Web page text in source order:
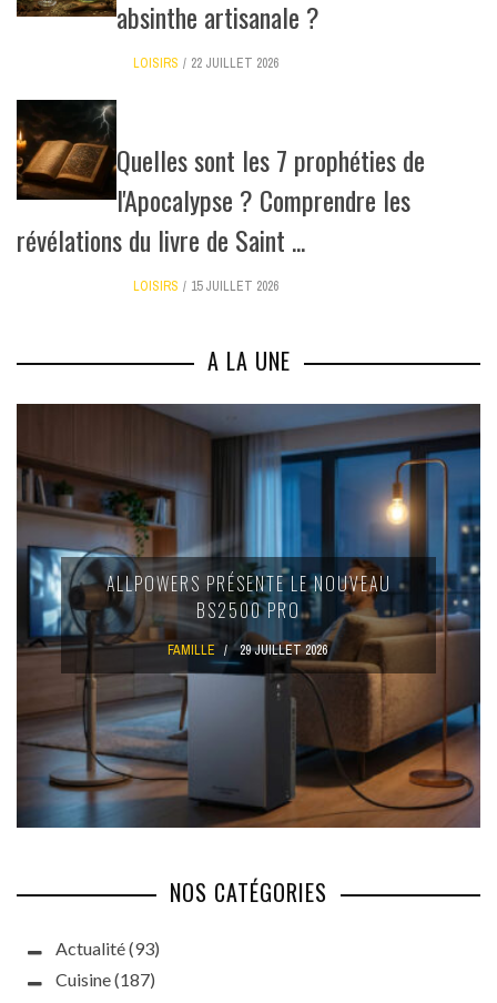
absinthe artisanale ?
LOISIRS 22 JUILLET 2026
Quelles sont les 7 prophéties de
l'Apocalypse ? Comprendre les
révélations du livre de Saint ...
LOISIRS 15 JUILLET 2026
A LA UNE
ALLPOWERS PRÉSENTE LE NOUVEAU
BS2500 PRO
FAMILLE 29 JUILLET 2026
NOS CATÉGORIES
Actualité(93)
Cuisine(187)